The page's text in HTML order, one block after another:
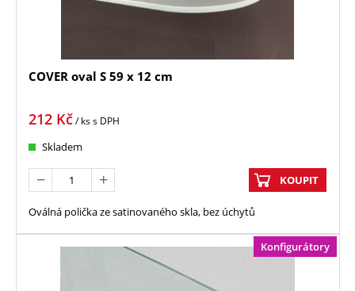
COVER oval S 59 x 12 cm
212 Kč/ kss DPH
Skladem
KOUPIT
Oválná polička ze satinovaného skla, bez úchytů
Konfigurátory